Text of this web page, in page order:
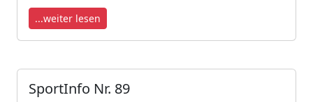
...weiter lesen
SportInfo Nr. 89